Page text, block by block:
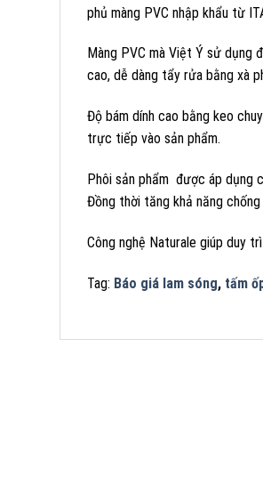
phủ màng PVC nhập khẩu từ
Màng PVC mà Việt Ý sử dụng
cao, dễ dàng tẩy rửa bằng xà
Độ bám dính cao bằng keo
trực tiếp vào sản phẩm.
Phôi sản phẩm được áp dụng
Đồng thời tăng khả năng
Công nghệ Naturale giúp duy
Tag: Báo giá lam sóng, tấm